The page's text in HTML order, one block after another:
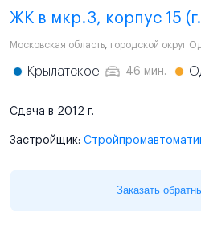
ЖК в мкр.3, корпус 15
Московская область, городской округ
Крылатское 46 мин.
Сдача в 2012 г.
Застройщик:
Заказать